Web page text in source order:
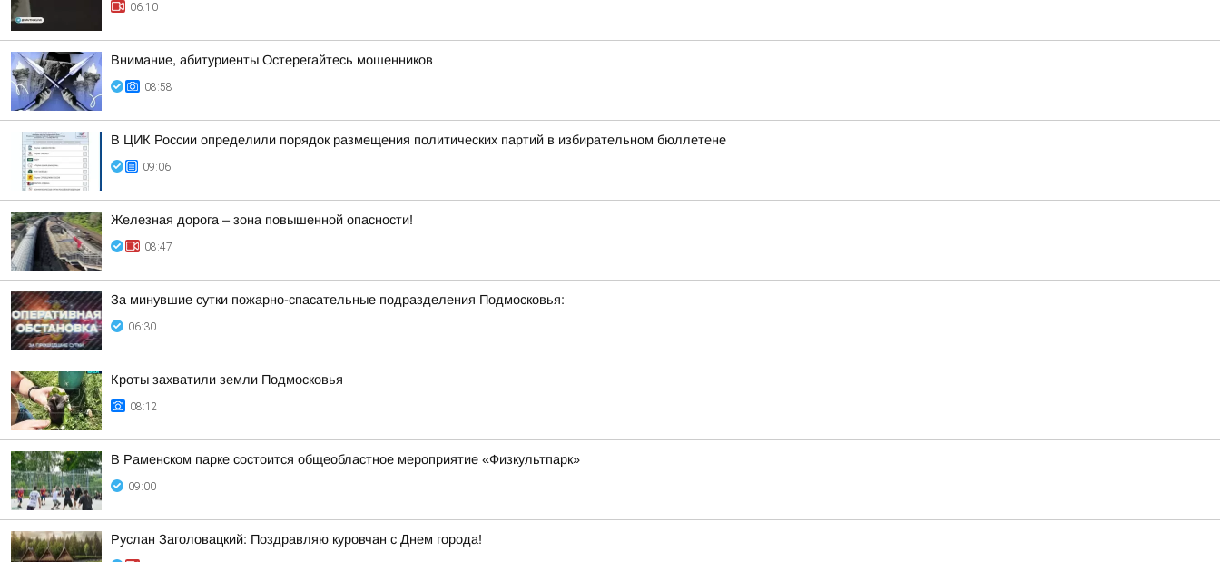
06:10
Внимание, абитуриенты Остерегайтесь мошенников
08:58
В ЦИК России определили порядок размещения политических партий в избирательном бюллетене
09:06
Железная дорога – зона повышенной опасности!
08:47
За минувшие сутки пожарно-спасательные подразделения Подмосковья:
06:30
Кроты захватили земли Подмосковья
08:12
В Раменском парке состоится общеобластное мероприятие «Физкультпарк»
09:00
Руслан Заголовацкий: Поздравляю куровчан с Днем города!